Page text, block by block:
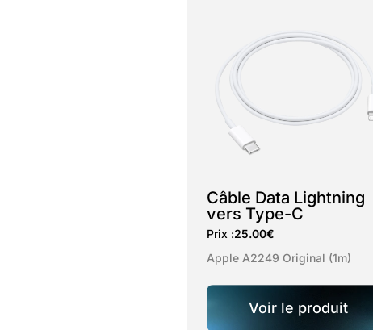
Câble Data Lightning
vers Type-C
Prix :25.00€
Apple A2249 Original (1m)
Voir le produit